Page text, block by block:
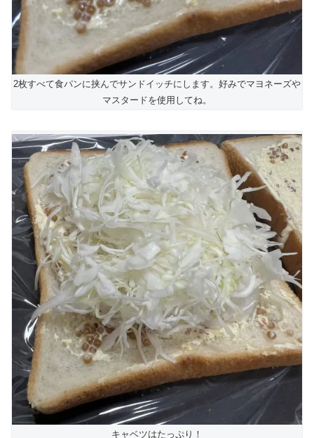
2枚すべて食パンに挟んでサンドイッチにします。好みでマヨネーズや
マスタードを使用してね。
キャベツはたっぷり！